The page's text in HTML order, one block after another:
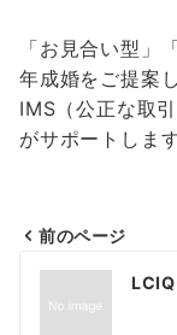
「お見合い型」
年成婚をご提案
IMS（公正な取
がサポートします
投
前のページ
LCIQ